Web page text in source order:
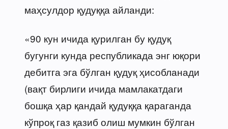
маҳсулдор қудуққа айланди:
«90 кун ичида қурилган бу қудуқ
бугунги кунда республикада энг юқори
дебитга эга бўлган қудуқ ҳисобланади
(вақт бирлиги ичида мамлакатдаги
бошқа ҳар қандай қудуққа қараганда
кўпроқ газ қазиб олиш мумкин бўлган